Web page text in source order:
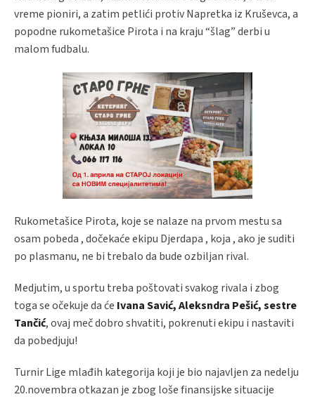
vreme pioniri, a zatim petlići protiv Napretka iz Kruševca, a
popodne rukometašice Pirota i na kraju “šlag” derbi u
malom fudbalu.
Rukometašice Pirota, koje se nalaze na prvom mestu sa
osam pobeda , dočekaće ekipu Djerdapa , koja , ako je suditi
po plasmanu, ne bi trebalo da bude ozbiljan rival.
Medjutim, u sportu treba poštovati svakog rivala i zbog
toga se očekuje da će Ivana Savić, Aleksndra Pešić, sestre
Tančić, ovaj meč dobro shvatiti, pokrenuti ekipu i nastaviti
da pobedjuju!
Turnir Lige mlađih kategorija koji je bio najavljen za nedelju
20.novembra otkazan je zbog loše finansijske situacije